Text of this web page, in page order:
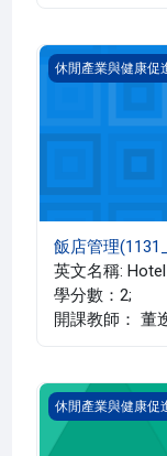
飯店管理
休閒產業與健康促
飯店管理
英文名稱:
學分數：2;
開課教師： 董
綜合休閒
休閒產業與健康促